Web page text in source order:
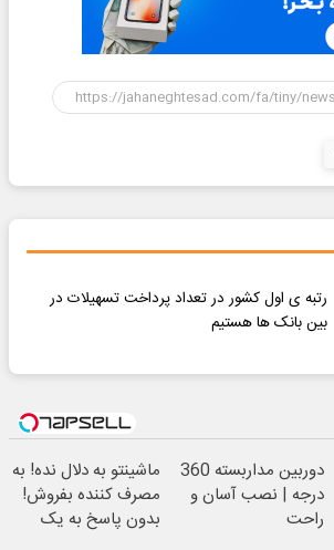
رتبه ی اول کشور در تعداد پرداخت تسهیلات در
بین بانک ها هستیم
دوربین مداربسته 360
درجه | نصب آسان و
راحت
ماشینتو به دلال نده! به
مصرف کننده بفروش!
بدون پاسخ به یک